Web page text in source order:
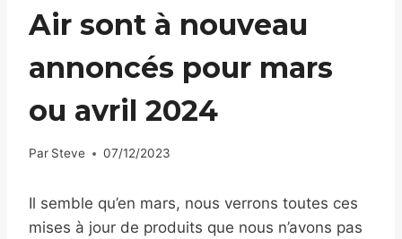
Air sont à nouveau
annoncés pour mars
ou avril 2024
Par Steve 07/12/2023
Il semble qu’en mars, nous verrons toutes ces
mises à jour de produits que nous n’avons pas